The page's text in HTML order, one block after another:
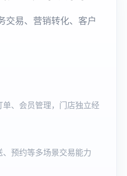
交易、营销转化、客户
、会员管理，门店独立经
预约等多场景交易能力